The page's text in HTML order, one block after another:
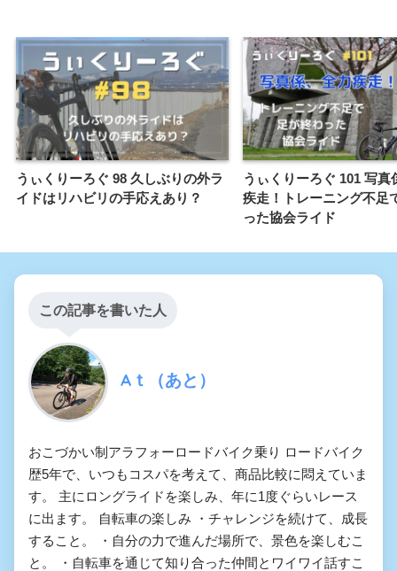
うぃくりーろぐ 98 久しぶりの外ラ
イドはリハビリの手応えあり？
うぃくりーろぐ 101 写真
疾走！トレーニング不足
った協会ライド
この記事を書いた人
Aｔ（あと）
おこづかい制アラフォーロードバイク乗り ロードバイク
歴5年で、いつもコスパを考えて、商品比較に悶えていま
す。 主にロングライドを楽しみ、年に1度ぐらいレース
に出ます。 自転車の楽しみ ・チャレンジを続けて、成長
すること。 ・自分の力で進んだ場所で、景色を楽しむこ
と。 ・自転車を通じて知り合った仲間とワイワイ話すこ